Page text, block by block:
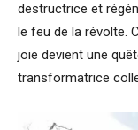
destructrice et
le feu de la révolte.
joie devient une
transformatrice